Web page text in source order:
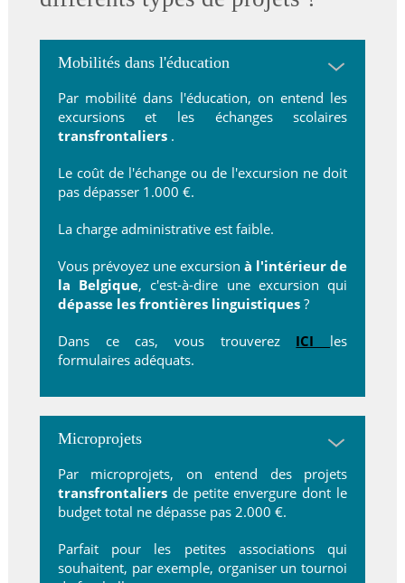
Mobilités dans l'éducation
Par mobilité dans l'éducation, on entend les
excursions et les échanges scolaires
transfrontaliers .
Le coût de l'échange ou de l'excursion ne doit
pas dépasser 1.000 €.
La charge administrative est faible.
Vous prévoyez une excursionà l'intérieur de
la Belgique, c'est-à-dire une excursion qui
dépasse les frontières linguistiques?
Dans ce cas, vous trouverez ICI les
formulaires adéquats.
Microprojets
Par microprojets, on entend des projets
transfrontaliers de petite envergure dont le
budget total ne dépasse pas 2.000 €.
Parfait pour les petites associations qui
souhaitent, par exemple, organiser un tournoi